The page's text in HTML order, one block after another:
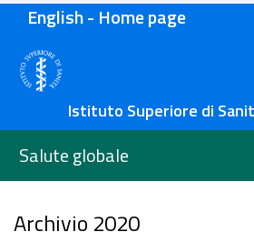
English - Home page
Istituto Superiore di
Salute globale
Archivio 2020